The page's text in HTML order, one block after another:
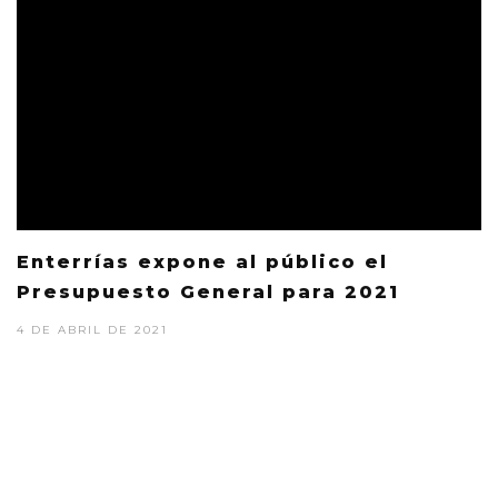
Enterrías expone al público el
Presupuesto General para 2021
4 DE ABRIL DE 2021